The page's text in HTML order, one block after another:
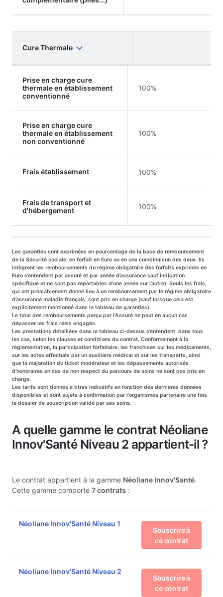
Cure Thermale
Prise en charge cure
thermale en établissement
conventionné
100%
Prise en charge cure
thermale en établissement
non conventionné
100%
Frais établissement 100%
Frais de transport et
d'hébergement
100%
Les garanties sont exprimées en pourcentage de la base de remboursement
de la Sécurité sociale, en forfait en Euro ou en une combinaison des deux. Ils
intègrent les remboursements du régime obligatoire (les forfaits exprimés en
Euro s’entendent par assuré et par année d’assurance sauf indication
spécifique et ne sont pas reportables d’une année sur l’autre). Seuls les frais,
qui ont préalablement donné lieu à un remboursement par le régime obligatoire
d’assurance maladie français, sont pris en charge (sauf lorsque cela est
explicitement mentionné dans le tableau de garanties).
Le total des remboursements perçu par l’Assuré ne peut en aucun cas
dépasser les frais réels engagés.
Les prestations détaillées dans le tableau ci-dessus s’entendent, dans tous
les cas, selon les clauses et conditions du contrat. Conformément à la
règlementation, la participation forfaitaire, les franchises sur les médicaments,
sur les actes effectués par un auxiliaire médical et sur les transports, ainsi
que la majoration du ticket modérateur et les dépassements autorisés
d’honoraires en cas de non respect du parcours de soins ne sont pas pris en
charge.
Les tarifs sont donnés à titres indicatifs en fonction des dernières données
disponibles et sont sujets à confirmation par l'organismes partenaire une fois
le dossier de souscription validé par ses soins.
A quelle gamme le contrat Néoliane
Innov'Santé Niveau 2 appartient-il ?
Le contrat appartient à la gamme Néoliane Innov'Santé.
Cette gamme comporte 7 contrats :
Néoliane Innov'Santé Niveau 1
Souscrire à
ce contrat
Néoliane Innov'Santé Niveau 2
Souscrire à
ce contrat